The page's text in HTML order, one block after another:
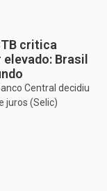
critica
Brasil
Central decidiu
juros (Selic)